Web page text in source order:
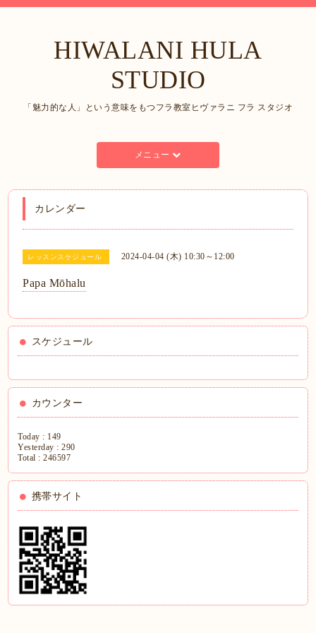
HIWALANI HULA
STUDIO
「魅力的な人」という意味をもつフラ教室ヒヴァラニ フラ スタジオ
メニュー
カレンダー
レッスンスケジュール 2024-04-04 (木) 10:30～12:00
Papa Mōhalu
スケジュール
カウンター
Today : 149
Yesterday :290
Total :246597
携帯サイト